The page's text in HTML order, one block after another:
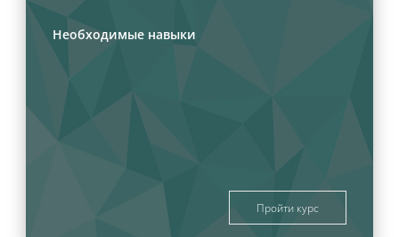
Необходимые навыки
Пройти курс